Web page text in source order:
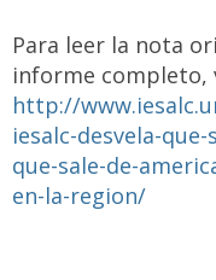
Para leer la nota
informe completo,
http://
iesalc-desvela-
que-sale-de-
en-la-region/